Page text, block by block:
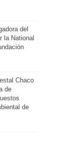
del
la National
Chaco
de
de